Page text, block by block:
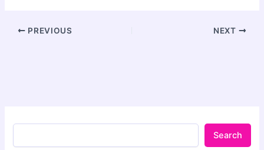
PREVIOUS NEXT
Search